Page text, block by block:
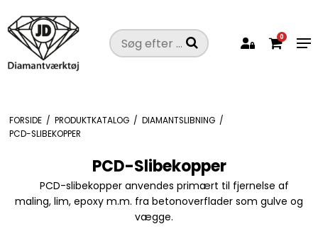
0
FORSIDE / PRODUKTKATALOG / DIAMANTSLIBNING /
PCD-SLIBEKOPPER
PCD-Slibekopper
PCD-slibekopper anvendes primært til fjernelse af
maling, lim, epoxy m.m. fra betonoverflader som gulve og
vægge.